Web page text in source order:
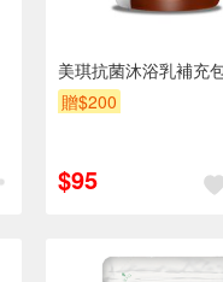
美琪抗菌沐浴乳補充
贈$200
$95